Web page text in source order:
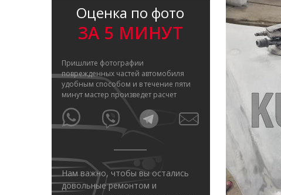
Оценка по фото
ЗА 5 МИНУТ
Пришлите фотографии
поврежденных частей автомобиля
удобным способом и в течение пяти
минут мастер произведет расчет
Нам важно, чтобы вы остались
довольные ремонтом и